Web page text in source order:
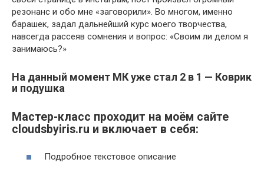
резонанс и обо мне «заговорили». Во многом, именно
барашек, задал дальнейший курс моего творчества,
навсегда рассеяв сомнения и вопрос: «Своим ли делом я
занимаюсь?»
На данный момент МК уже стал 2 в 1 — Коврик
и подушка
Мастер-класс проходит на моём сайте
cloudsbyiris.ru и включает в себя:
Подробное текстовое описание